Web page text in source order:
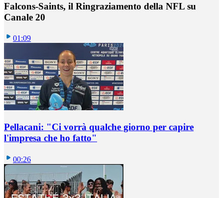
Falcons-Saints, il Ringraziamento della NFL su
Canale 20
01:09
Pellacani: "Ci vorrà qualche giorno per capire
l'impresa che ho fatto"
00:26